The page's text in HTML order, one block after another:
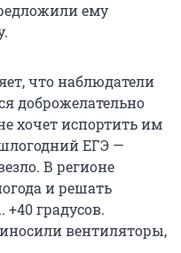
ему
что наблюдатели
доброжелательно
хочет испортить им
ЕГЭ —
В регионе
и решать
+40 градусов.
вентиляторы,